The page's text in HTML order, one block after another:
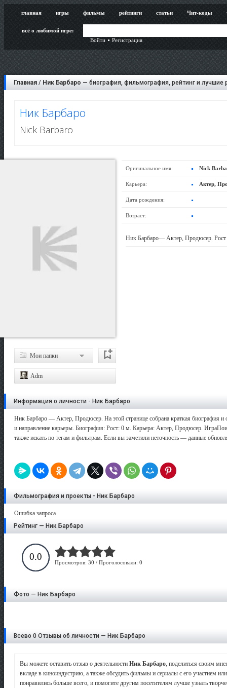
главная игры фильмы рейтинги статьи Чит-коды
всё о любимой игре:
Войти
Регистрация
Главная / Ник Барбаро — биография, фильмография, рейтинг и лучшие
Ник Барбаро
Nick Barbaro
Мои папки
Adm
Оригинальное имя: Nick
Карьера: Актер,
Дата рождения:
Возраст:
Ник Барбаро— Актер, Продюсер.
Информация о личности - Ник Барбаро
Ник Барбаро — Актер, Продюсер. На этой странице собрана краткая биография
и направление карьеры. Биография: Рост: 0 м. Карьера: Актер, Продюсер.
также искать по тегам и фильтрам. Если вы заметили неточность — данные
Фильмография и проекты - Ник Барбаро
Ошибка запроса
Рейтинг — Ник Барбаро
0.0
Просмотров: 30 / Проголосовали: 0
Фото — Ник Барбаро
Всево 0 Отзывы об личности — Ник Барбаро
Вы можете оставить отзыв о деятельности Ник Барбаро , поделиться своим
вкладе в киноиндустрию, а также обсудить фильмы и сериалы с его участием
понравились больше всего, и помогите другим посетителям лучше узнать